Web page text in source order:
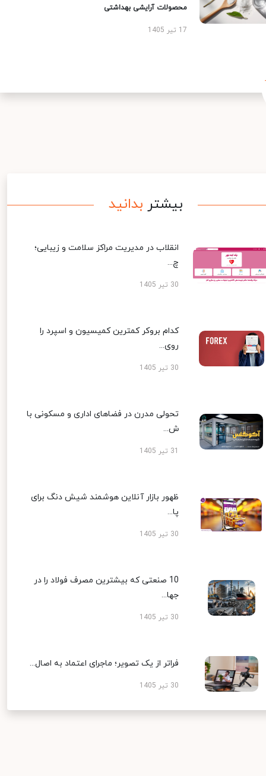
محصولات آرایشی بهداشتی
17 تیر 1405
بیشتر بدانید
انقلاب در مدیریت مراکز سلامت و زیبایی؛
چ...
30 تیر 1405
کدام بروکر کمترین کمیسیون و اسپرد را
روی...
30 تیر 1405
تحولی مدرن در فضاهای اداری و مسکونی با
ش...
ظهور بازار آنلاین هوشمند شیش دنگ برای
پا...
30 تیر 1405
10 صنعتی که بیشترین مصرف فولاد را در
جها...
30 تیر 1405
فراتر از یک تصویر؛ ماجرای اعتماد به اصال...
30 تیر 1405